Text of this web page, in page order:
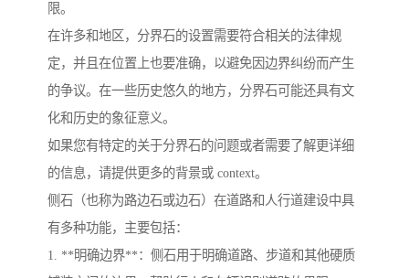
限。
在许多和地区，分界石的设置需要符合相关的法律规
定，并且在位置上也要准确，以避免因边界纠纷而产生
的争议。在一些历史悠久的地方，分界石可能还具有文
化和历史的象征意义。
如果您有特定的关于分界石的问题或者需要了解更详细
的信息，请提供更多的背景或 context。
侧石（也称为路边石或边石）在道路和人行道建设中具
有多种功能，主要包括：
1. **明确边界**：侧石用于明确道路、步道和其他硬质